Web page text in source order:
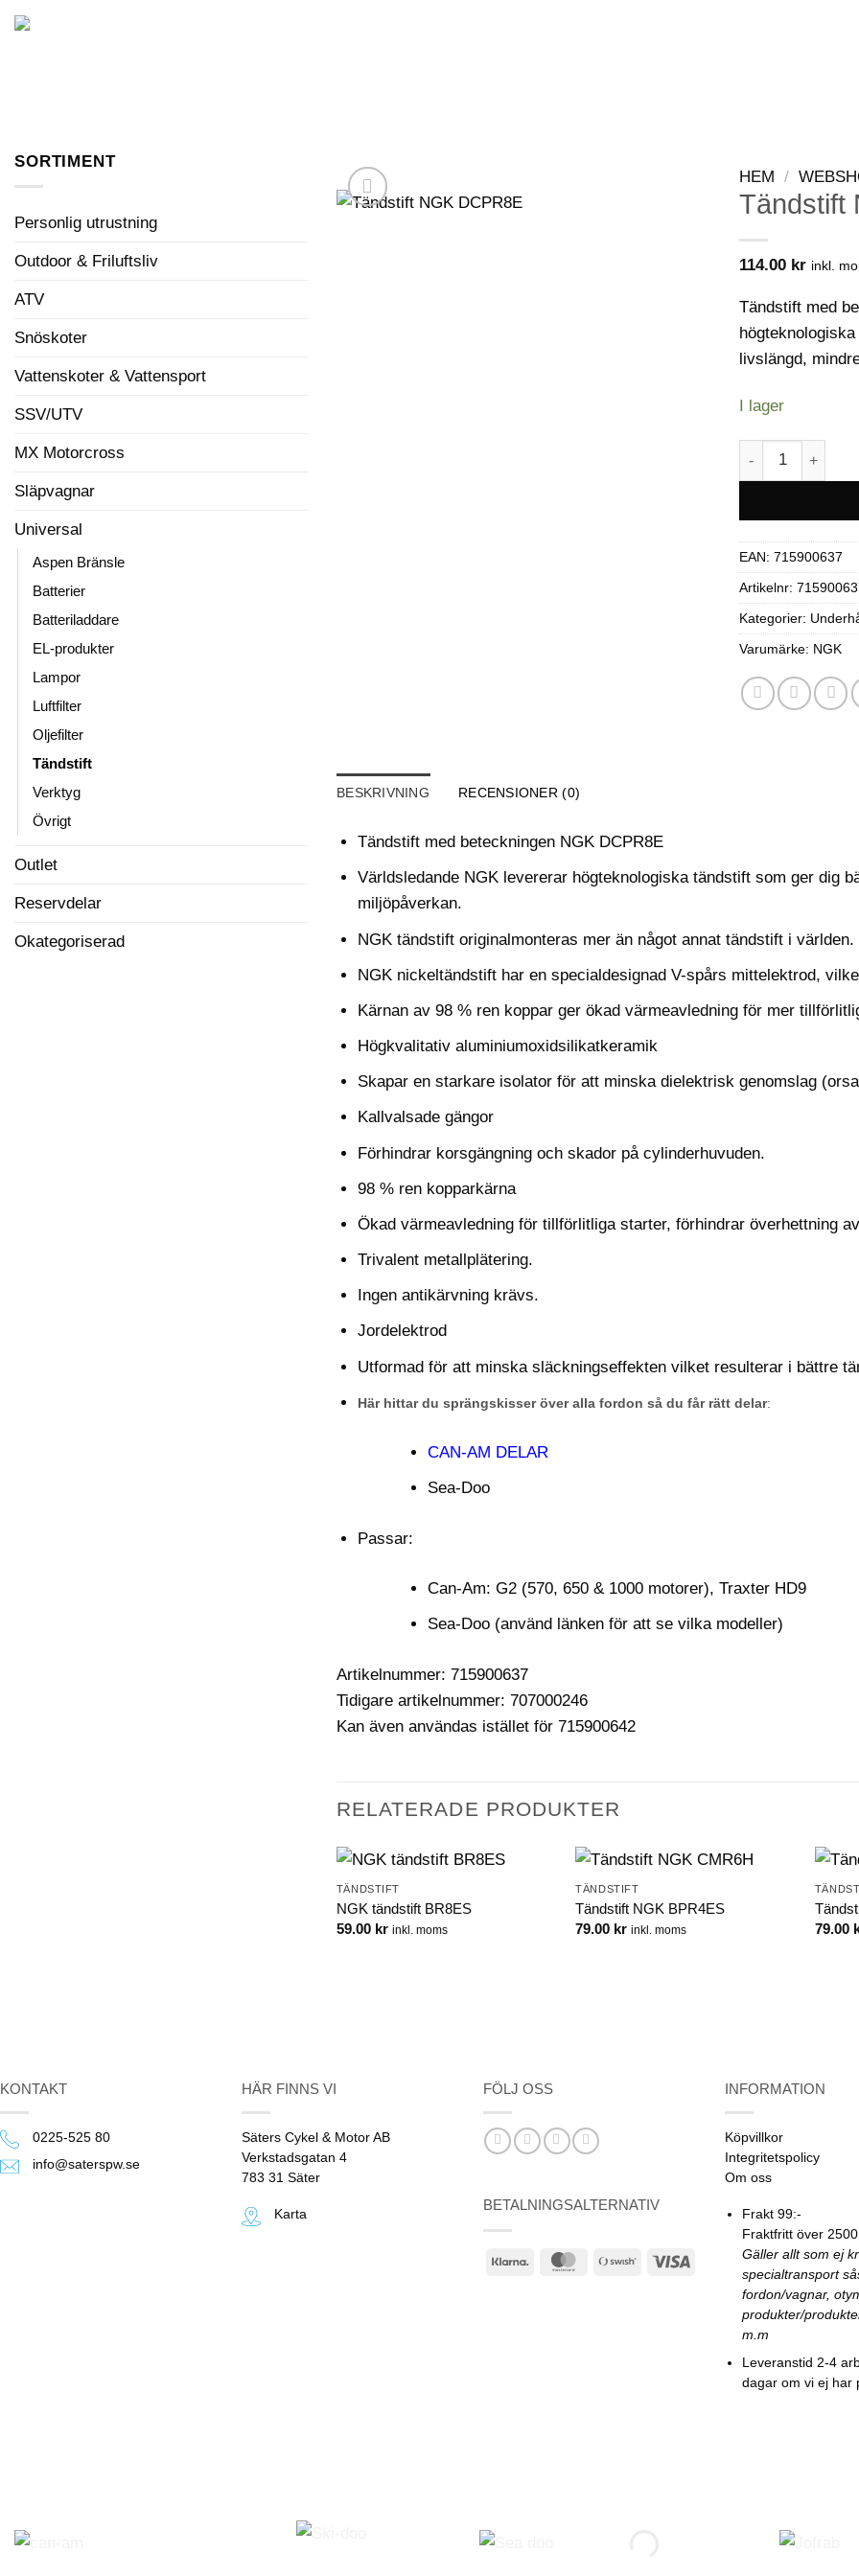
Skip
SORTIMENT
Personlig utrustning
Outdoor & Friluftsliv
ATV
Snöskoter
Vattenskoter & Vattensport
SSV/UTV
MX Motorcross
Släpvagnar
Universal
Aspen Bränsle
Batterier
Batteriladdare
EL-produkter
Lampor
Luftfilter
Oljefilter
Tändstift
Verktyg
Övrigt
Outlet
Reservdelar
Okategoriserad
HEM /
Tändstift
114.00 kr inkl.
Tändstift med
livslängd,
I lager
Tändstift NGK
EAN: 715900637
Artikelnr:
Kategorier:
Varumärke: NGK
BESKRIVNING RECENSIONER (0)
Tändstift med beteckningen NGK DCPR8E
Världsledande NGK levererar högteknologiska tändstift som ger dig
miljöpåverkan.
NGK tändstift originalmonteras mer än något annat tändstift i världen.
NGK nickeltändstift har en specialdesignad V-spårs mittelektrod,
Kärnan av 98 % ren koppar ger ökad värmeavledning för mer
Högkvalitativ aluminiumoxidsilikatkeramik
Skapar en starkare isolator för att minska dielektrisk genomslag
Kallvalsade gängor
Förhindrar korsgängning och skador på cylinderhuvuden.
98 % ren kopparkärna
Ökad värmeavledning för tillförlitliga starter, förhindrar överhettning
Trivalent metallplätering.
Ingen antikärvning krävs.
Jordelektrod
Utformad för att minska släckningseffekten vilket resulterar i bättre
Här hittar du sprängskisser över alla fordon så du får rätt delar:
CAN-AM DELAR
Sea-Doo
Passar:
Can-Am: G2 (570, 650 & 1000 motorer), Traxter HD9
Sea-Doo (använd länken för att se vilka modeller)
Artikelnummer: 715900637
Tidigare artikelnummer: 707000246
Kan även användas istället för 715900642
RELATERADE PRODUKTER
TÄNDSTIFT
NGK tändstift BR8ES
59.00 kr inkl. moms
TÄNDSTIFT
Tändstift NGK BPR4ES
79.00 kr inkl. moms
79.00
KONTAKT
0225-525 80
info@saterspw.se
HÄR FINNS VI
Säters Cykel & Motor AB
Verkstadsgatan 4
783 31 Säter
Karta
FÖLJ OSS
BETALNINGSALTERNATIV
Klarna MasterCardSwish
INFORMATION
Köpvillkor
Integritetspolicy
Om oss
Frakt 99:-
Fraktfritt över
Gäller allt som ej
specialtransport
fordon/vagnar,
produkter/
m.m
Leveranstid 2-4
dagar om vi ej har